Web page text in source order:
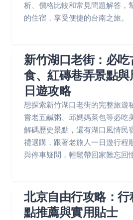
析、價格比較和常見問題解答，
的住宿，享受便捷的台南之旅。
新竹湖口老街：必吃
食、紅磚巷弄景點
日遊攻略
想探索新竹湖口老街的完整旅遊
嘗老五鹹粥、邱媽媽菜包等必吃
解碼歷史景點，還有湖口風情民
禮選購，跟著老旅人一日遊行程
與停車疑問，輕鬆帶回家難忘回
北京自由行攻略：
點推薦與實用貼士